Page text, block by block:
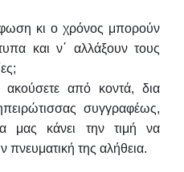
κι ο χρόνος μπορούν
και ν΄ αλλάξουν τους
από κοντά, δια
συγγραφέως,
μας κάνει την τιμή να
πνευματική της αλήθεια.